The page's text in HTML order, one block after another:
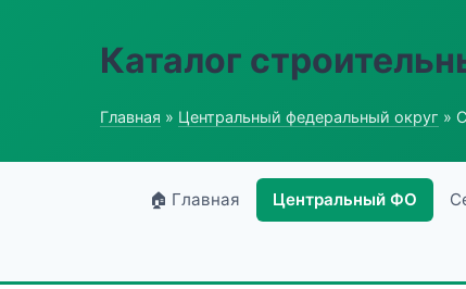
Каталог
Главная » Центральный федеральный округ »
🏠 Главная Центральный ФО